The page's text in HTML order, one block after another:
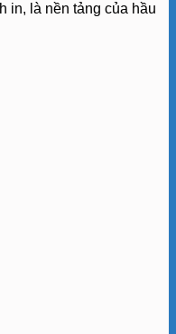
in, là nền tảng của hầu